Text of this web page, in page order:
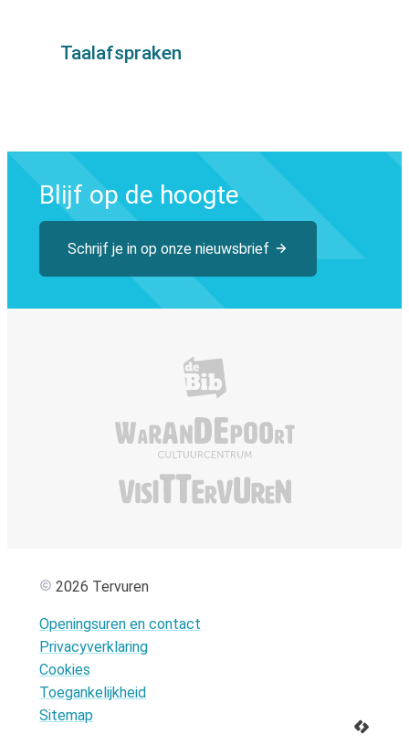
Taalafspraken
Blijf op de hoogte
Schrijf je in op onze nieuwsbrief
De
Visit Tervuren
2026 Tervuren
Openingsuren en contact
Privacyverklaring
Cookies
Toegankelijkheid
Sitemap
LCP nv